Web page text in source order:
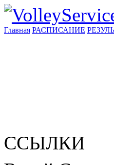
Главная РАСПИСАНИЕ
ССЫЛКИ